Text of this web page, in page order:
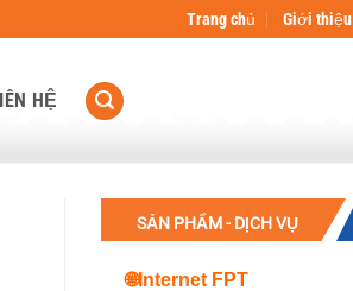
Trang chủ Giới thiệu
HỆ
SẢN PHẨM - DỊCH VỤ
🌐Internet FPT